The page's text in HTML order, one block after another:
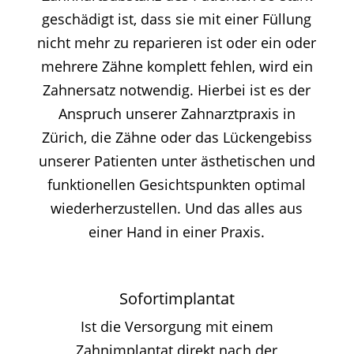
geschädigt ist, dass sie mit einer Füllung
nicht mehr zu reparieren ist oder ein oder
mehrere Zähne komplett fehlen, wird ein
Zahnersatz notwendig. Hierbei ist es der
Anspruch unserer Zahnarztpraxis in
Zürich, die Zähne oder das Lückengebiss
unserer Patienten unter ästhetischen und
funktionellen Gesichtspunkten optimal
wiederherzustellen. Und das alles aus
einer Hand in einer Praxis.
Sofortimplantat
Ist die Versorgung mit einem
Zahnimplantat direkt nach der